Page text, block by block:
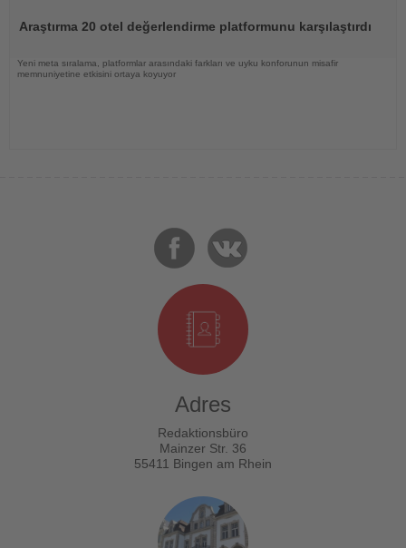
Araştırma 20 otel değerlendirme platformunu karşılaştırdı
Yeni meta sıralama, platformlar arasındaki farkları ve uyku konforunun misafir
memnuniyetine etkisini ortaya koyuyor
Adres
Redaktionsbüro
Mainzer Str. 36
55411 Bingen am Rhein